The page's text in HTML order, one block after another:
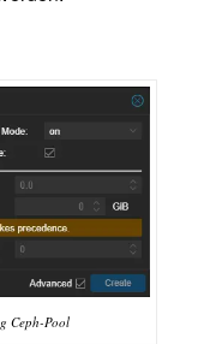
Ceph-Pool